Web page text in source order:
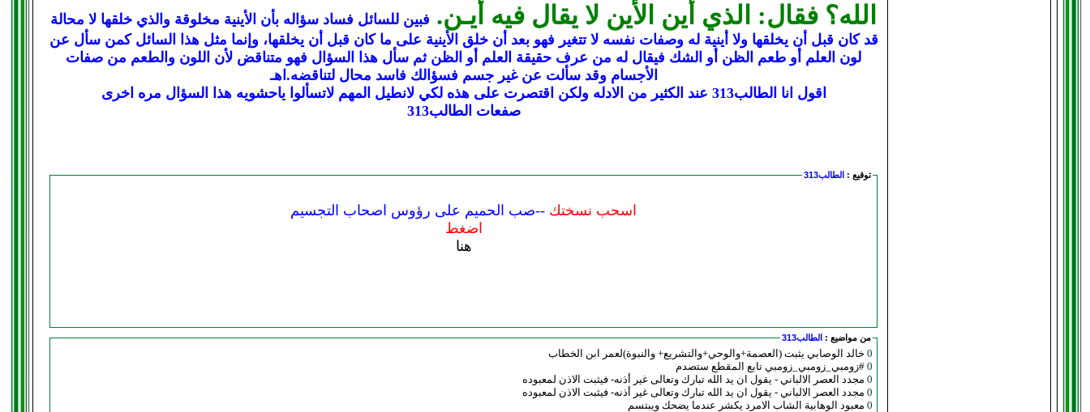
الله؟ فقال: الذي أين الأين لا يقال فيه أيـن. فبين للسائل فساد سؤاله بأن الأينية مخلوقة والذي خلقها لا محالة
قد كان قبل أن يخلقها ولا أينية له وصفات نفسه لا تتغير فهو بعد أن خلق الأينية على ما كان قبل أن يخلقها، وإنما مثل هذا السائل كمن سأل عن
لون العلم أو طعم الظن أو الشك فيقال له من عرف حقيقة العلم أو الظن ثم سأل هذا السؤال فهو متناقض لأن اللون والطعم من صفات
الأجسام وقد سألت عن غير جسم فسؤالك فاسد محال لتناقضه.اهـ
اقول انا الطالب313 عند الكثير من الادله ولكن اقتصرت على هذه لكي لانطيل المهم لاتسألوا ياحشويه هذا السؤال مره اخرى
صفعات الطالب313
توقيع : الطالب313
اسحب نسختك --صب الحميم على رؤوس اصحاب التجسيم
اضغط
هنا
من مواضيع : الطالب313
0 خالد الوصابي يثبت (العصمة+والوحي+والتشريع+ والنبوة)لعمر ابن الخطاب
0 #زومبي_زومبي_زومبي تابع المقطع ستصدم
0 مجدد العصر الالباني - يقول ان يد الله تبارك وتعالى غير أذنه- فيثبت الاذن لمعبوده
0 مجدد العصر الالباني - يقول ان يد الله تبارك وتعالى غير أذنه- فيثبت الاذن لمعبوده
0 معبود الوهابية الشاب الامرد يكشر عندما يضحك ويبتسم